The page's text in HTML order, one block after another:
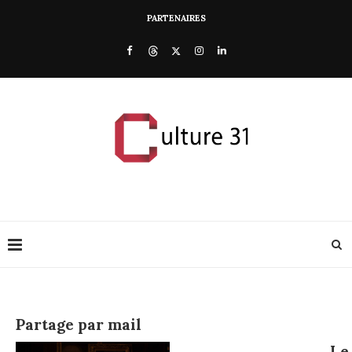
PARTENAIRES
Partage par mail